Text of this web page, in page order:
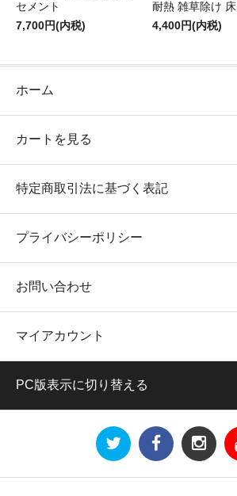
セメント
7,700円(内税)
耐熱 雑草除け 床
4,400円(内税)
ホーム
カートを見る
特定商取引法に基づく表記
プライバシーポリシー
お問い合わせ
マイアカウント
PC版表示に切り替える